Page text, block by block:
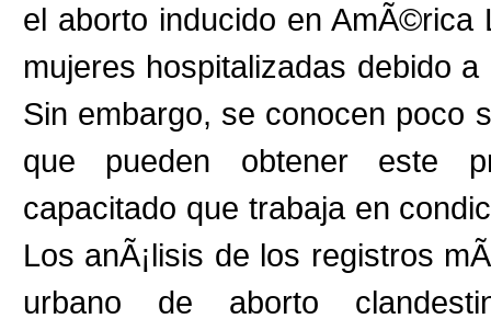
el aborto inducido en
mujeres hospitalizadas debido
Sin embargo, se conocen poco
que pueden obtener este
capacitado que trabaja en
Los anÃ¡lisis de los registros
urbano de aborto